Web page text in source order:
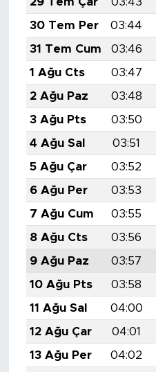
30 Tem Per
03:44
31 Tem Cum
03:46
1 Ağu Cts
03:47
2 Ağu Paz
03:48
3 Ağu Pts
03:50
4 Ağu Sal
03:51
5 Ağu Çar
03:52
6 Ağu Per
03:53
7 Ağu Cum
03:55
8 Ağu Cts
03:56
9 Ağu Paz
03:57
10 Ağu Pts
03:58
11 Ağu Sal
04:00
12 Ağu Çar
04:01
13 Ağu Per
04:02